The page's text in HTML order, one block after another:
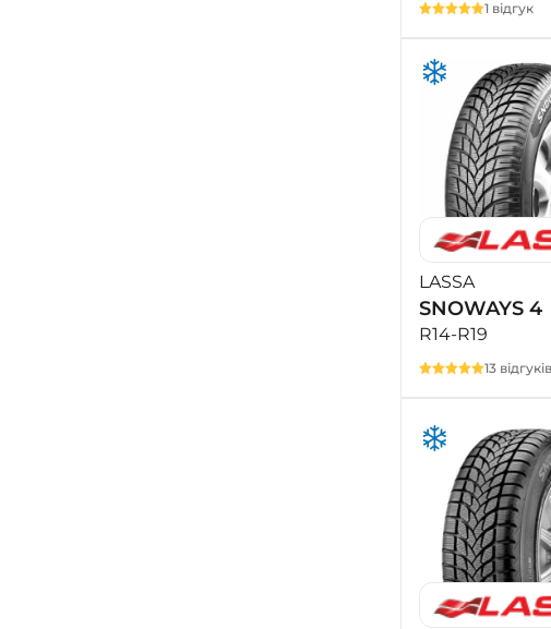
1 відгук
LASSA
SNOWAYS 4
R14-R19
13 відгуків